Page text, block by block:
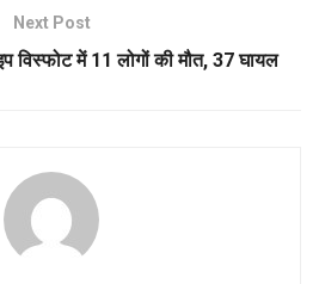
Next Post
विस्फोट में 11 लोगों की मौत, 37 घायल